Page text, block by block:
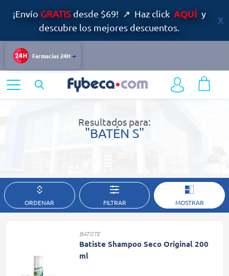
¡Envío GRATISdesde $69! ↗ Haz click AQUÍ y
descubre los mejores descuentos.
Farmacias 24H
Resultados de búsqueda
Resultados para:
"BATÉN S"
ORDENAR FILTRAR MOSTRAR
BATISTE
Batiste Shampoo Seco Original 200
ml